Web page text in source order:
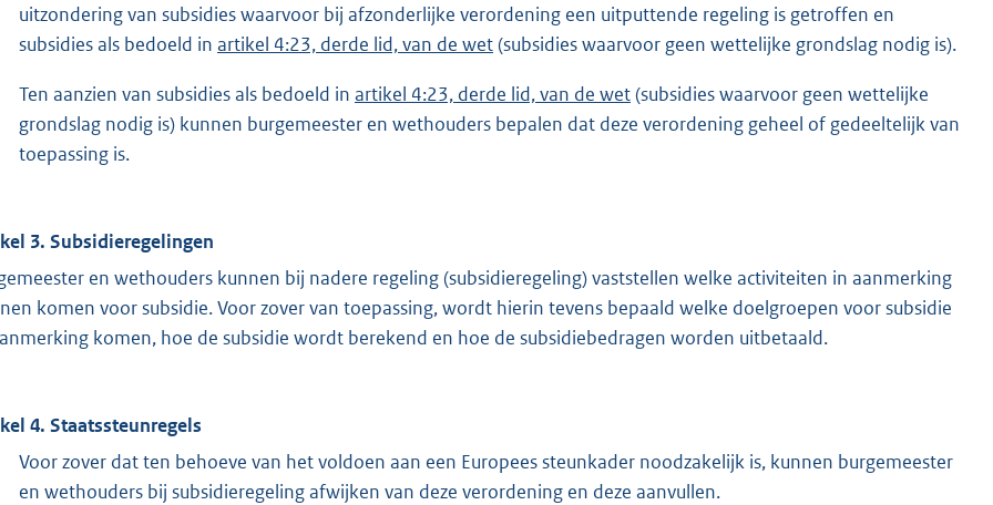
uitzondering van subsidies waarvoor bij afzonderlijke verordening een uitputtende regeling is getroffen en
subsidies als bedoeld in artikel 4:23, derde lid, van de wet(subsidies waarvoor geen wettelijke grondslag nodig is).
Ten aanzien van subsidies als bedoeld in artikel 4:23, derde lid, van de wet(subsidies waarvoor geen wettelijke
grondslag nodig is) kunnen burgemeester en wethouders bepalen dat deze verordening geheel of gedeeltelijk van
toepassing is.
3. Subsidieregelingen
en wethouders kunnen bij nadere regeling (subsidieregeling) vaststellen welke activiteiten in aanmerking
komen voor subsidie. Voor zover van toepassing, wordt hierin tevens bepaald welke doelgroepen voor subsidie
komen, hoe de subsidie wordt berekend en hoe de subsidiebedragen worden uitbetaald.
4. Staatssteunregels
Voor zover dat ten behoeve van het voldoen aan een Europees steunkader noodzakelijk is, kunnen burgemeester
en wethouders bij subsidieregeling afwijken van deze verordening en deze aanvullen.